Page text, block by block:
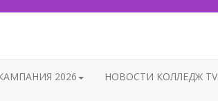
2026 НОВОСТИ КОЛЛЕДЖ TV